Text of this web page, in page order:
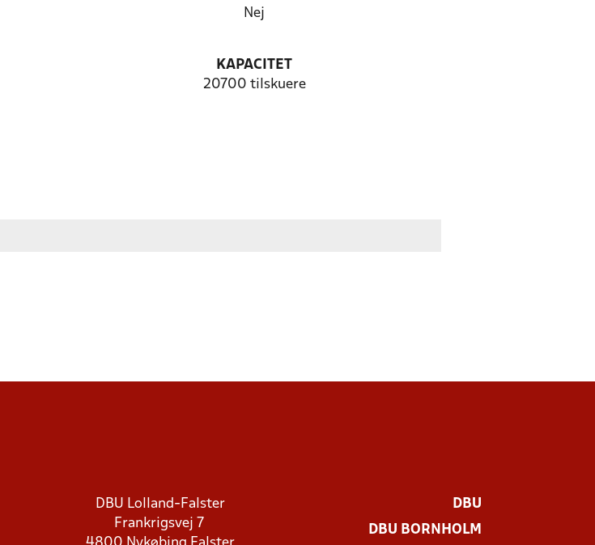
Nej
KAPACITET
20700 tilskuere
DBU Lolland-Falster
Frankrigsvej 7
DBU
DBU BORNHOLM